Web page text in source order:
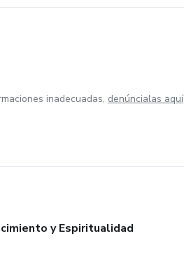
inadecuadas, denúncialas aquí
y Espiritualidad